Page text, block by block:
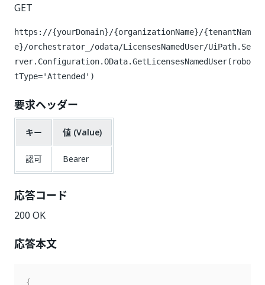
GET
https://{yourDomain}/{organizationName}/{tenantNam
e}/orchestrator_/odata/LicensesNamedUser/UiPath.Se
rver.Configuration.OData.GetLicensesNamedUser(robo
tType='Attended')
要求ヘッダー
キー 値 (Value)
認可 Bearer
応答コード
200 OK
応答本文
{